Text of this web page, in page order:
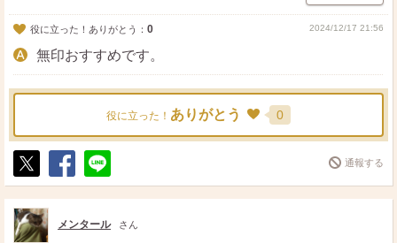
役に立った！ありがとう： 0 2024/12/17 21:56
無印おすすめです。
役に立った！ ありがとう 0
ポ
ス
ト
シ
ェ
送
る
通報する
メンタール さん